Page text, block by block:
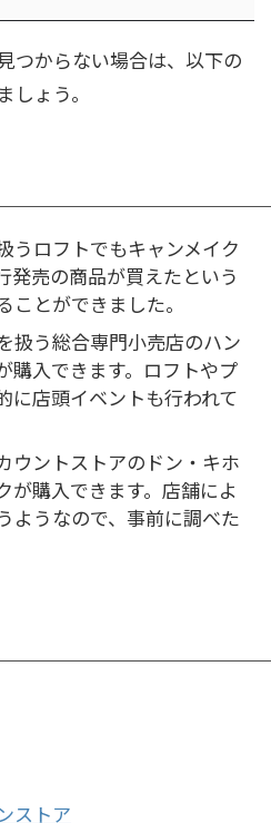
つからない場合は、以下の
ょう。
うロフトでもキャンメイク
発売の商品が買えたという
ことができました。
扱う総合専門小売店のハン
購入できます。ロフトやプ
に店頭イベントも行われて
ウントストアのドン・キホ
が購入できます。店舗によ
ようなので、事前に調べた
ストア